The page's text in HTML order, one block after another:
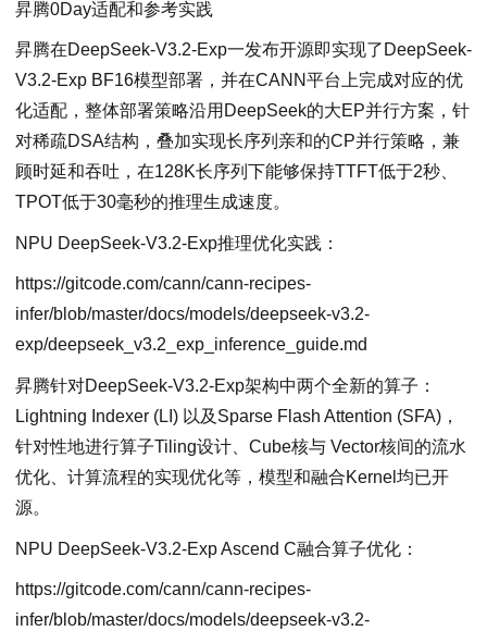
昇腾0Day适配和参考实践
昇腾在DeepSeek-V3.2-Exp一发布开源即实现了DeepSeek-
V3.2-Exp BF16模型部署，并在CANN平台上完成对应的优
化适配，整体部署策略沿用DeepSeek的大EP并行方案，针
对稀疏DSA结构，叠加实现长序列亲和的CP并行策略，兼
顾时延和吞吐，在128K长序列下能够保持TTFT低于2秒、
TPOT低于30毫秒的推理生成速度。
NPU DeepSeek-V3.2-Exp推理优化实践：
https://gitcode.com/cann/cann-recipes-
infer/blob/master/docs/models/deepseek-v3.2-
exp/deepseek_v3.2_exp_inference_guide.md
昇腾针对DeepSeek-V3.2-Exp架构中两个全新的算子：
Lightning Indexer (LI) 以及Sparse Flash Attention (SFA)，
针对性地进行算子Tiling设计、Cube核与 Vector核间的流水
优化、计算流程的实现优化等，模型和融合Kernel均已开
源。
NPU DeepSeek-V3.2-Exp Ascend C融合算子优化：
https://gitcode.com/cann/cann-recipes-
infer/blob/master/docs/models/deepseek-v3.2-